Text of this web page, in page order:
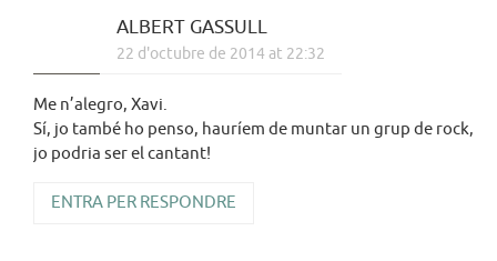
ALBERT GASSULL
22 d'octubre de 2014 at 22:32
Me n’alegro, Xavi.
Sí, jo també ho penso, hauríem de muntar un grup de rock,
jo podria ser el cantant!
ENTRA PER RESPONDRE